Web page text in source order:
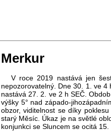
Merkur
V roce 2019 nastává jen
nepozorovatelný. Dne 30. 1. ve
nastává 27. 2. ve 2 h SEČ.
výšky 5° nad západo-
obzor, viditelnost se díky
starý Měsíc. Úkaz je na světlé
konjunkci se Sluncem se ocitá